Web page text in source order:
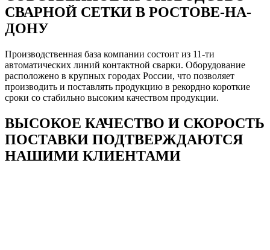
СВАРНОЙ СЕТКИ В РОСТОВЕ-НА-
ДОНУ
Производственная база компании состоит из 11-ти
автоматических линий контактной сварки. Оборудование
расположено в крупных городах России, что позволяет
производить и поставлять продукцию в рекордно короткие
сроки со стабильно высоким качеством продукции.
ВЫСОКОЕ КАЧЕСТВО И СКОРОСТЬ
ПОСТАВКИ ПОДТВЕРЖДАЮТСЯ
НАШИМИ КЛИЕНТАМИ